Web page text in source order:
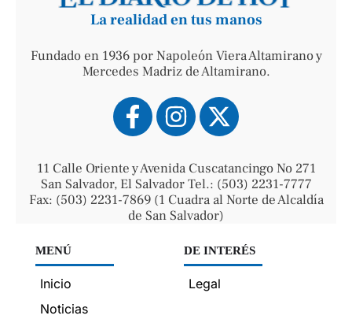
La realidad en tus manos
Fundado en 1936 por Napoleón Viera Altamirano y
Mercedes Madriz de Altamirano.
11 Calle Oriente y Avenida Cuscatancingo No 271
San Salvador, El Salvador Tel.: (503) 2231-7777
Fax: (503) 2231-7869 (1 Cuadra al Norte de Alcaldía
de San Salvador)
MENÚ
Inicio
Noticias
DE INTERÉS
Legal